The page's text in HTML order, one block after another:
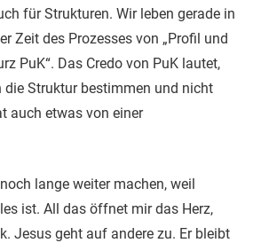
für Strukturen. Wir leben gerade in
Zeit des Prozesses von „Profil und
PuK“. Das Credo von PuK lautet,
die Struktur bestimmen und nicht
auch etwas von einer
lange weiter machen, weil
ist. All das öffnet mir das Herz,
Jesus geht auf andere zu. Er bleibt